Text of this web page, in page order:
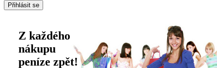
Z každého
nákupu
peníze zpět!